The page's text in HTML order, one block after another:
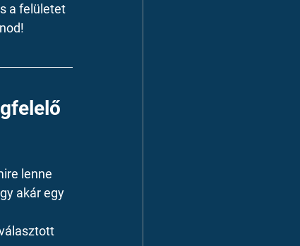
a felületet
lenne
akár egy